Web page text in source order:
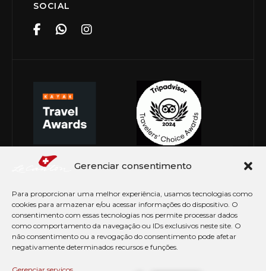
Gerenciar consentimento
Para proporcionar uma melhor experiência, usamos tecnologias como
cookies para armazenar e/ou acessar informações do dispositivo. O
consentimento com essas tecnologias nos permite processar dados
como comportamento da navegação ou IDs exclusivos neste site. O
não consentimento ou a revogação do consentimento pode afetar
negativamente determinados recursos e funções.
SOCIAL
© Copyright 2026 Le Canton. Todos os direitos